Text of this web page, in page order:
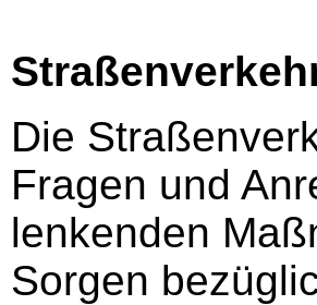
Die
Fragen und
lenkenden
Sorgen